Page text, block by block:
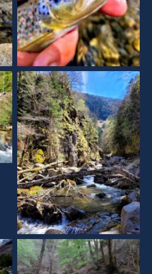
Aucune légende